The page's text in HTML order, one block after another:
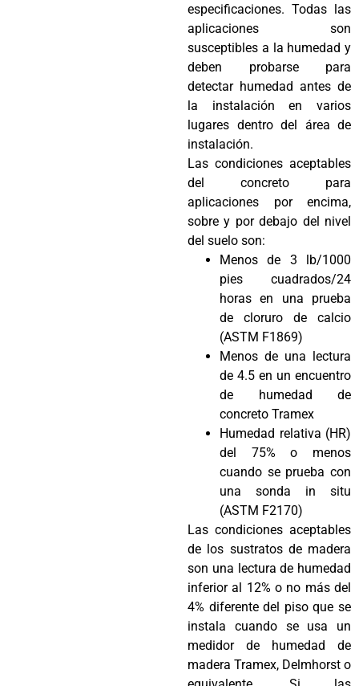
especificaciones. Todas las
aplicaciones son
susceptibles a la humedad y
deben probarse para
detectar humedad antes de
la instalación en varios
lugares dentro del área de
instalación.
Las condiciones aceptables
del concreto para
aplicaciones por encima,
sobre y por debajo del nivel
del suelo son:
Menos de 3 lb/1000
pies cuadrados/24
horas en una prueba
de cloruro de calcio
(ASTM F1869)
Menos de una lectura
de 4.5 en un encuentro
de humedad de
concreto Tramex
Humedad relativa (HR)
del 75% o menos
cuando se prueba con
una sonda in situ
(ASTM F2170)
Las condiciones aceptables
de los sustratos de madera
son una lectura de humedad
inferior al 12% o no más del
4% diferente del piso que se
instala cuando se usa un
medidor de humedad de
madera Tramex, Delmhorst o